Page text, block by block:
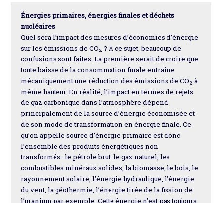
Énergies primaires, énergies finales et déchets
nucléaires
Quel sera l’impact des mesures d’économies d’énergie
sur les émissions de CO2 ? À ce sujet, beaucoup de
confusions sont faites. La première serait de croire que
toute baisse de la consommation finale entraîne
mécaniquement une réduction des émissions de CO2 à
même hauteur. En réalité, l’impact en termes de rejets
de gaz carbonique dans l’atmosphère dépend
principalement de la source d’énergie économisée et
de son mode de transformation en énergie finale. Ce
qu’on appelle source d’énergie primaire est donc
l’ensemble des produits énergétiques non
transformés : le pétrole brut, le gaz naturel, les
combustibles minéraux solides, la biomasse, le bois, le
rayonnement solaire, l’énergie hydraulique, l’énergie
du vent, la géothermie, l’énergie tirée de la fission de
l’uranium par exemple. Cette énergie n’est pas toujours